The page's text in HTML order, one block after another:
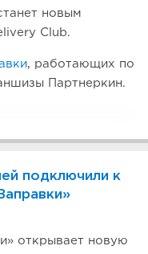
новым
Club.
, работающих по
Партнеркин.
подключили к
открывает новую